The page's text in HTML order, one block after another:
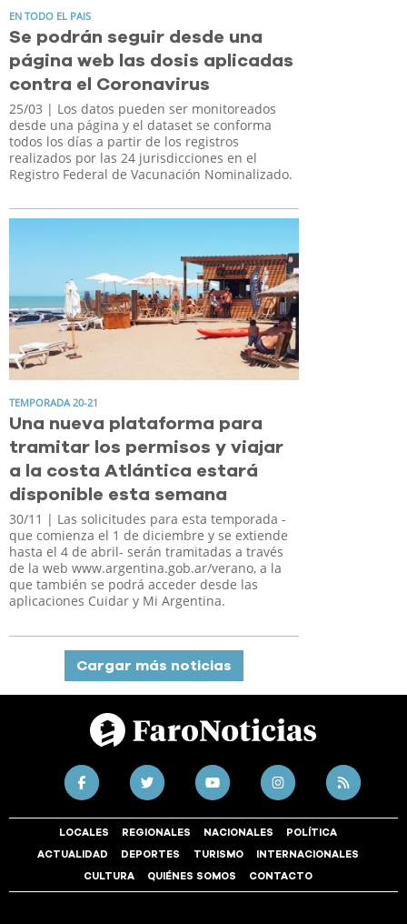
EN TODO EL PAIS
Se podrán seguir desde una
página web las dosis aplicadas
contra el Coronavirus
25/03 | Los datos pueden ser monitoreados
desde una página y el dataset se conforma
todos los días a partir de los registros
realizados por las 24 jurisdicciones en el
Registro Federal de Vacunación Nominalizado.
TEMPORADA 20-21
Una nueva plataforma para
tramitar los permisos y viajar
a la costa Atlántica estará
disponible esta semana
30/11 | Las solicitudes para esta temporada -
que comienza el 1 de diciembre y se extiende
hasta el 4 de abril- serán tramitadas a través
de la web www.argentina.gob.ar/verano, a la
que también se podrá acceder desde las
aplicaciones Cuidar y Mi Argentina.
Cargar más noticias
LOCALES REGIONALES NACIONALES POLÍTICA
ACTUALIDAD DEPORTES TURISMO INTERNACIONALES
CULTURA QUIÉNES SOMOS CONTACTO